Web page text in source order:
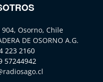
Osorno, Chile
DE OSORNO A.G.
223 2160
57244942